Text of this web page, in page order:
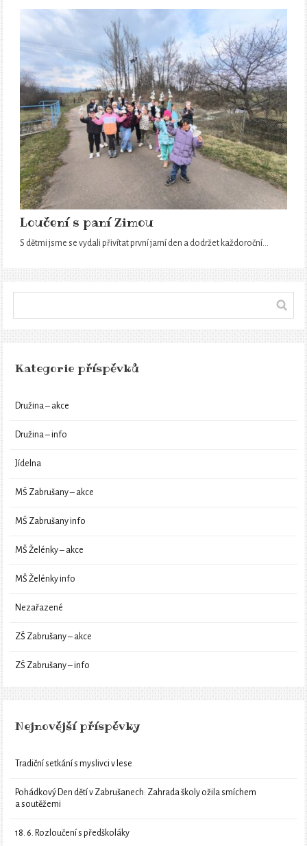
Loučení s paní Zimou
S dětmi jsme se vydali přivítat první jarní den a dodržet každoroční…
Kategorie příspěvků
Družina – akce
Družina – info
Jídelna
MŠ Zabrušany – akce
MŠ Zabrušany info
MŠ Želénky – akce
MŠ Želénky info
Nezařazené
ZŠ Zabrušany – akce
ZŠ Zabrušany – info
Nejnovější příspěvky
Tradiční setkání s myslivci v lese
Pohádkový Den dětí v Zabrušanech: Zahrada školy ožila smíchem
a soutěžemi
18. 6. Rozloučení s předškoláky